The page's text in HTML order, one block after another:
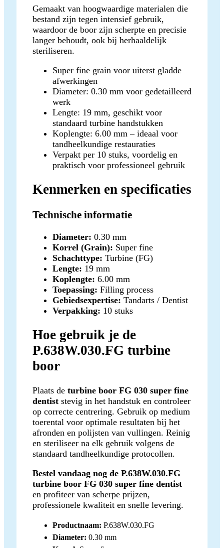
Gemaakt van hoogwaardige materialen die
bestand zijn tegen intensief gebruik,
waardoor de boor zijn scherpte en precisie
langer behoudt, ook bij herhaaldelijk
steriliseren.
Super fine grain voor uiterst gladde
afwerkingen
Diameter: 0.30 mm voor gedetailleerd
werk
Lengte: 19 mm, geschikt voor
standaard turbine handstukken
Koplengte: 6.00 mm – ideaal voor
tandheelkundige restauraties
Verpakt per 10 stuks, voordelig en
praktisch voor professioneel gebruik
Kenmerken en specificaties
Technische informatie
Diameter: 0.30 mm
Korrel (Grain): Super fine
Schachttype: Turbine (FG)
Lengte: 19 mm
Koplengte: 6.00 mm
Toepassing: Filling process
Gebieds­expertise: Tandarts / Dentist
Verpakking: 10 stuks
Hoe gebruik je de
P.638W.030.FG turbine
boor
Plaats de turbine boor FG 030 super fine
dentist stevig in het handstuk en controleer
op correcte centrering. Gebruik op medium
toerental voor optimale resultaten bij het
afronden en polijsten van vullingen. Reinig
en steriliseer na elk gebruik volgens de
standaard tandheelkundige protocollen.
Bestel vandaag nog de P.638W.030.FG
turbine boor FG 030 super fine dentist
en profiteer van scherpe prijzen,
professionele kwaliteit en snelle levering.
Productnaam: P.638W.030.FG
Diameter: 0.30 mm